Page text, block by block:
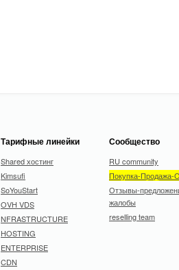
Тарифные линейки
Shared хостинг
Kimsufi
SoYouStart
OVH VDS
NFRASTRUCTURE
HOSTING
ENTERPRISE
CDN
Сообщество
RU community
Покупка-Продажа-
Отзывы-
жалобы
reselling team